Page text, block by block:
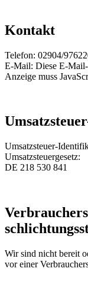
Kontakt
Telefon: 02904/
E-Mail: Diese E-
Anzeige muss
Umsatzsteuer-
Umsatzsteuergesetz:
DE 218 530 841
Wir sind nicht bereit
vor einer